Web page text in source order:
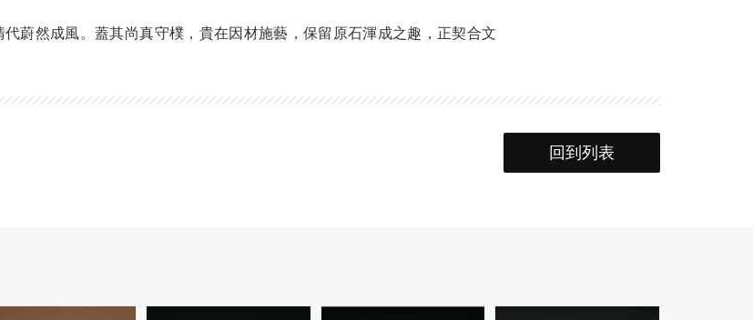
代蔚然成風。蓋其尚真守樸，貴在因材施藝，保留原石渾成之趣，正契合文
回到列表